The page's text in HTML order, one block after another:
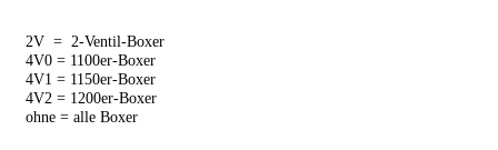
2V = 2-Ventil-Boxer
4V0 = 1100er-Boxer
4V1 = 1150er-Boxer
4V2 = 1200er-Boxer
ohne = alle Boxer